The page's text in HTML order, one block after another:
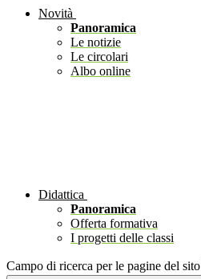
Novità
Panoramica
Le notizie
Le circolari
Albo online
Didattica
Panoramica
Offerta formativa
I progetti delle classi
Campo di ricerca per le pagine del sito